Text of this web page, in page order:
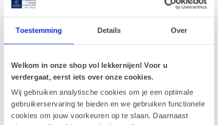
Toestemming Details Over
Welkom in onze shop vol lekkernijen! Voor u
verdergaat, eerst iets over onze cookies.
Wij gebruiken analytische cookies om je een optimale
gebruikerservaring te bieden en we gebruiken functionele
cookies om jouw voorkeuren op te slaan. Daarnaast
Op voorraad
Leonidas Cube Orangettes 350g
Op voorraad
€18,50